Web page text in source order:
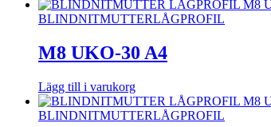
BLINDNITMUTTERLÅGPROFIL
M8 UKO-30 A4
Lägg till i varukorg
BLINDNITMUTTERLÅGPROFIL